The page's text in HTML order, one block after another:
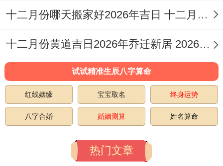
安門、納財、納畜、造畜稠。
忌:伐木、行喪、破土、結婚嫁娶、安葬、開
特點:此日宜於祈求子嗣与為新居安門，寓意
為孩子提供一個穩定安寧的家園！
注意事項:日沖龍（煞北）;家中若有屬龍之
人需注意回避。選擇吉時行事為佳...
十二月份哪天搬家好2026年吉日 十二月份哪天搬家是吉日
十二月份黄道吉日2026年乔迁新居 2026年十二月乔迁新居吉日
试试精准生辰八字算命
红线姻缘 宝宝取名 终身运势
八字合婚 婚姻测算 姓名算命
热门文章